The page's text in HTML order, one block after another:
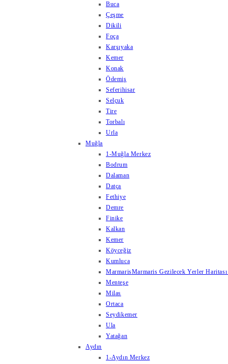
Buca
Çeşme
Dikili
Foça
Karşıyaka
Kemer
Konak
Ödemiş
Seferihisar
Selçuk
Tire
Torbalı
Urla
Muğla
1-Muğla Merkez
Bodrum
Dalaman
Datça
Fethiye
Demre
Finike
Kalkan
Kemer
Köyceğiz
Kumluca
MarmarisMarmaris Gezilecek Yerler
Menteşe
Milas
Ortaca
Seydikemer
Ula
Yatağan
Aydın
1-Aydın Merkez